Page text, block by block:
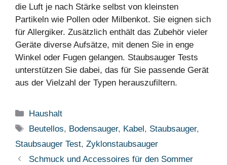
die Luft je nach Stärke selbst von kleinsten
Partikeln wie Pollen oder Milbenkot. Sie eignen sich
für Allergiker. Zusätzlich enthält das Zubehör vieler
Geräte diverse Aufsätze, mit denen Sie in enge
Winkel oder Fugen gelangen. Staubsauger Tests
unterstützen Sie dabei, das für Sie passende Gerät
aus der Vielzahl der Typen herauszufiltern.
Kategorien
Haushalt
Schlagwörter
Beutellos, Bodensauger, Kabel, Staubsauger,
Staubsauger Test, Zyklonstaubsauger
Schmuck und Accessoires für den Sommer